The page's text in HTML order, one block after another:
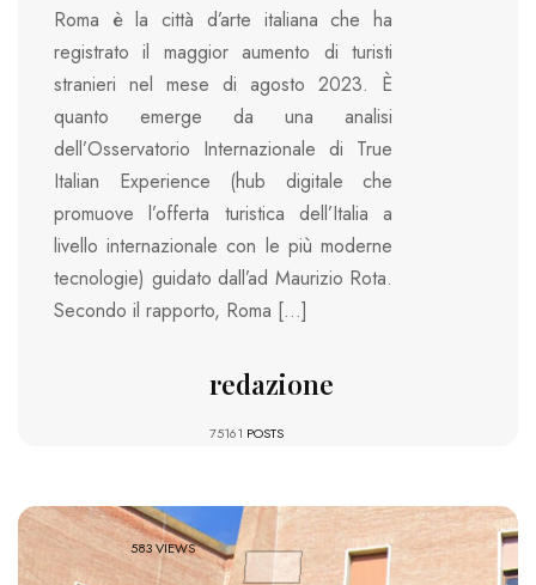
Roma è la città d’arte italiana che ha
registrato il maggior aumento di turisti
stranieri nel mese di agosto 2023. È
quanto emerge da una analisi
dell’Osservatorio Internazionale di True
Italian Experience (hub digitale che
promuove l’offerta turistica dell’Italia a
livello internazionale con le più moderne
tecnologie) guidato dall’ad Maurizio Rota.
Secondo il rapporto, Roma […]
redazione
75161 POSTS
583 VIEWS